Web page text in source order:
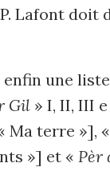
Lafont doit
enfin une
Gil » I, II, III
Ma terre »], «
»] et « Pèr